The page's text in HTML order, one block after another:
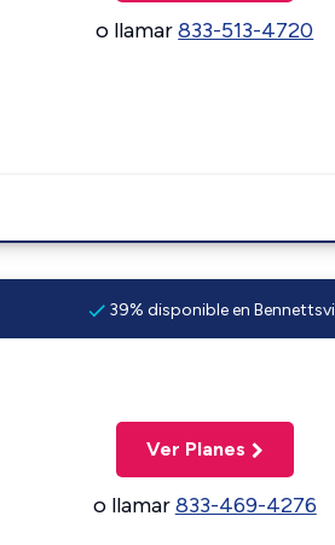
o llamar833-513-4720
39% disponible en
Ver Planes
o llamar833-469-4276